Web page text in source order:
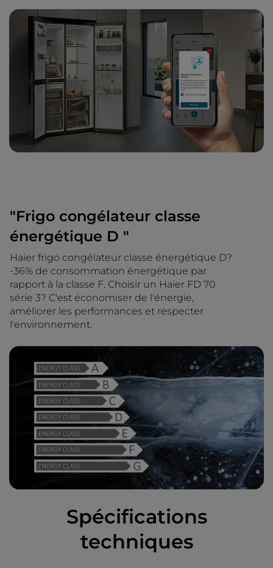
"Frigo congélateur classe
énergétique D "
Haier frigo congélateur classe énergétique D?
-36% de consommation énergétique par
rapport à la classe F. Choisir un Haier FD 70
série 3? C'est économiser de l'énergie,
améliorer les performances et respecter
l'environnement.
Spécifications
techniques